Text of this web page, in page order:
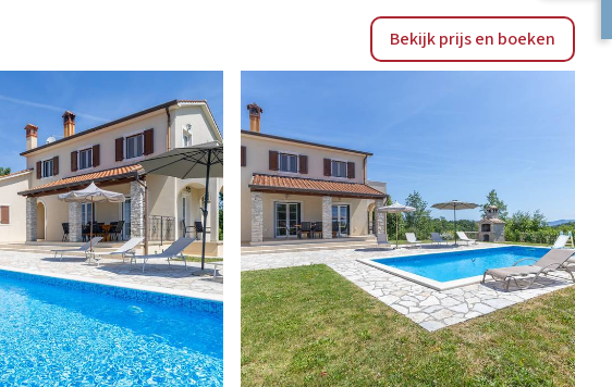
Bekijk prijs en boeken